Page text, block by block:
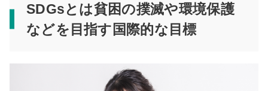
SDGsとは貧困の撲滅や環境保護
などを目指す国際的な目標